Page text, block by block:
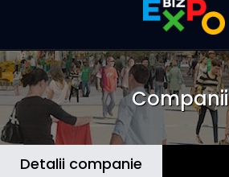
Companii
Detalii companie